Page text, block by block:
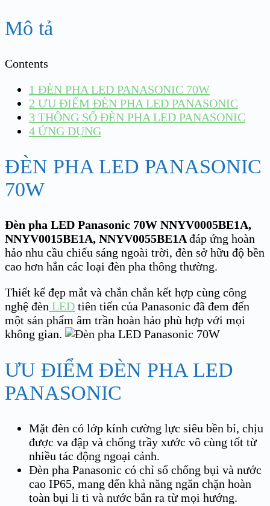
Mô tả
Contents
1 ĐÈN PHA LED PANASONIC 70W
2 ƯU ĐIỂM ĐÈN PHA LED PANASONIC
3 THÔNG SỐ ĐÈN PHA LED PANASONIC
4 ỨNG DỤNG
ĐÈN PHA LED PANASONIC
70W
Đèn pha LED Panasonic 70W NNYV0005BE1A,
NNYV0015BE1A, NNYV0055BE1Ađáp ứng hoàn
hảo nhu cầu chiếu sáng ngoài trời, đèn sở hữu độ bền
cao hơn hẳn các loại đèn pha thông thường.
Thiết kế đẹp mắt và chắn chắn kết hợp cùng công
nghệ đèn LED tiên tiến của Panasonic đã đem đến
một sản phẩm âm trần hoàn hảo phù hợp với mọi
không gian.
ƯU ĐIỂM ĐÈN PHA LED
PANASONIC
Mặt đèn có lớp kính cường lực siêu bền bỉ, chịu
được va đập và chống trầy xước vô cùng tốt từ
nhiều tác động ngoại cảnh.
Đèn pha Panasonic có chỉ số chống bụi và nước
cao IP65, mang đến khả năng ngăn chặn hoàn
toàn bụi li ti và nước bắn ra từ mọi hướng.